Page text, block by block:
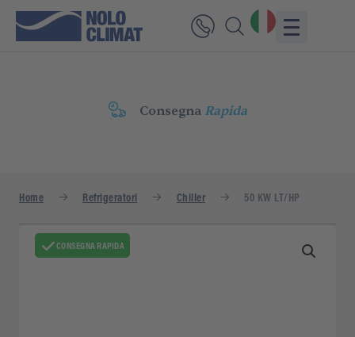
Consegna Rapida
Home Refrigeratori Chiller 50 KW LT/HP
CONSEGNA RAPIDA